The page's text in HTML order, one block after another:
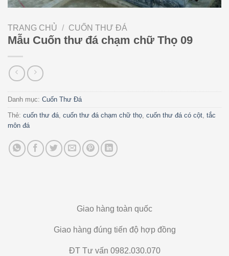
TRANG CHỦ / CUỐN THƯ ĐÁ
Mẫu Cuốn thư đá chạm chữ Thọ 09
Danh mục: Cuốn Thư Đá
Thẻ: cuốn thư đá, cuốn thư đá chạm chữ thọ, cuốn thư đá có cột, tắc
môn đá
Giao hàng toàn quốc
Giao hàng đúng tiến độ hợp đồng
ĐT Tư vấn 0982.030.070